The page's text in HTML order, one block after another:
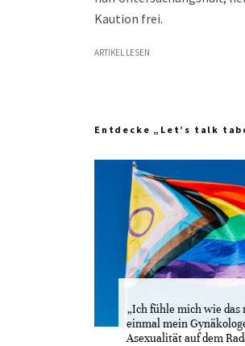
Kaution frei.
ARTIKEL LESEN
Entdecke „Let’s talk
„Ich fühle mich wie
einmal mein
Asexualität auf dem